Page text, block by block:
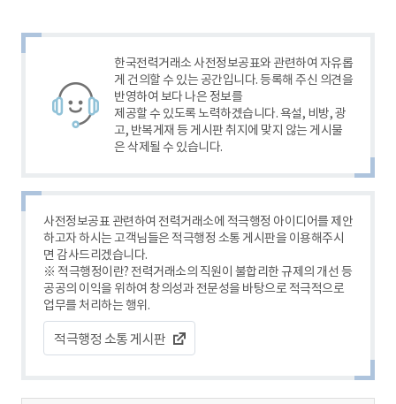
한국전력거래소 사전정보공표와 관련하여 자유롭
게 건의할 수 있는 공간입니다. 등록해 주신 의견을
반영하여 보다 나은 정보를
제공할 수 있도록 노력하겠습니다. 욕설, 비방, 광
고, 반복게재 등 게시판 취지에 맞지 않는 게시물
은 삭제될 수 있습니다.
사전정보공표 관련하여 전력거래소에 적극행정 아이디어를 제안
하고자 하시는 고객님들은 적극행정 소통 게시판을 이용해주시
면 감사드리겠습니다.
※ 적극행정이란? 전력거래소의 직원이 불합리한 규제의 개선 등
공공의 이익을 위하여 창의성과 전문성을 바탕으로 적극적으로
업무를 처리하는 행위.
적극행정 소통 게시판